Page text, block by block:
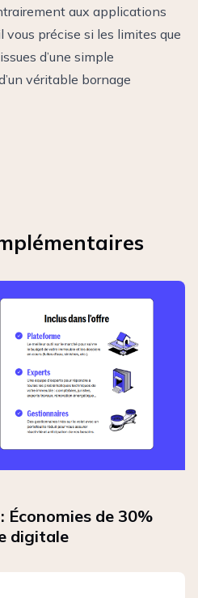
aux applications
vous précise si les limites que
d’une simple
véritable bornage
Économies de 30%
digitale